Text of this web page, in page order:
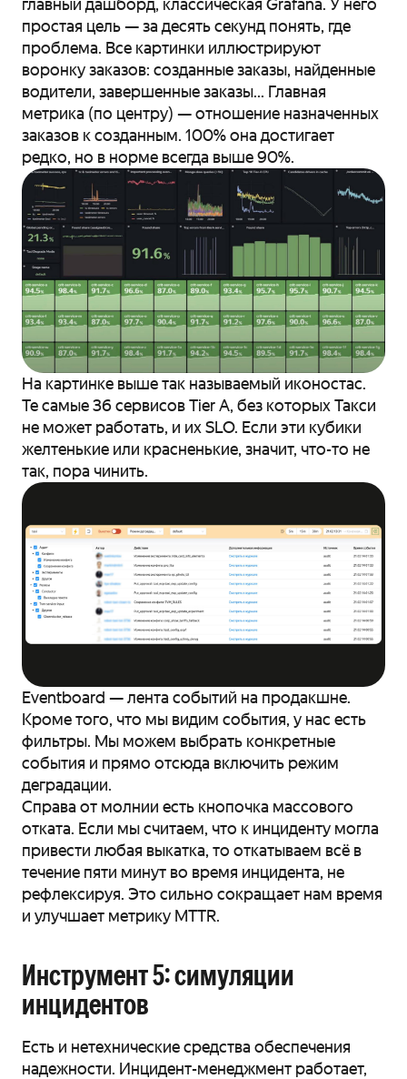
простая цель — за десять секунд понять, где
проблема. Все картинки иллюстрируют
воронку заказов: созданные заказы, найденные
водители, завершенные заказы... Главная
метрика (по центру) — отношение назначенных
заказов к созданным. 100% она достигает
редко, но в норме всегда выше 90%.
На картинке выше так называемый иконостас.
Те самые 36 сервисов Tier A, без которых Такси
не может работать, и их SLO. Если эти кубики
желтенькие или красненькие, значит, что-то не
так, пора чинить.
Eventboard — лента событий на продакшне.
Кроме того, что мы видим события, у нас есть
фильтры. Мы можем выбрать конкретные
события и прямо отсюда включить режим
деградации.
Справа от молнии есть кнопочка массового
отката. Если мы считаем, что к инциденту могла
привести любая выкатка, то откатываем всё в
течение пяти минут во время инцидента, не
рефлексируя. Это сильно сокращает нам время
и улучшает метрику MTTR.
Инструмент 5: симуляции
инцидентов
Есть и нетехнические средства обеспечения
надежности. Инцидент-менеджмент работает,